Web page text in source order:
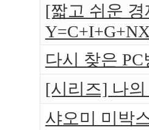
[짧고 쉬운
Y=C+I+G+NX
다시 찾은 PC
[시리즈] 나
샤오미 미박